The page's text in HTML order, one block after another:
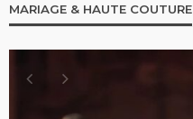
MARIAGE & HAUTE COUTURE